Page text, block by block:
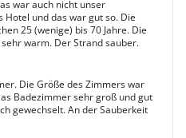
war auch nicht unser
Hotel und das war gut so. Die
25 (wenige) bis 70 Jahre. Die
warm. Der Strand sauber.
Die Größe des Zimmers war
Badezimmer sehr groß und gut
gewechselt. An der Sauberkeit